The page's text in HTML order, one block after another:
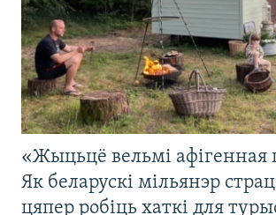
«Жыцьцё вельмі афігенная
Як беларускі мільянэр
цяпер робіць хаткі для